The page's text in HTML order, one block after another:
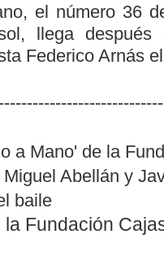
el número 36
llega
Federico Arnás
a Mano' de la
Miguel Abellán y
baile
la Fundación